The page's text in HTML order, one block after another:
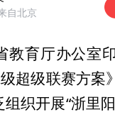
自北京
教育厅办公室
级超级联赛方案
织开展“浙里